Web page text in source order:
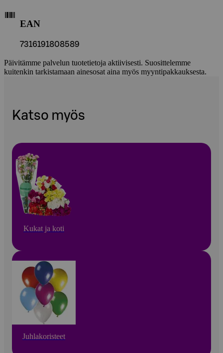
EAN
7316191808589
Päivitämme palvelun tuotetietoja aktiivisesti. Suosittelemme
kuitenkin tarkistamaan ainesosat aina myös myyntipakkauksesta.
Katso myös
Kukat ja koti
Juhlakoristeet